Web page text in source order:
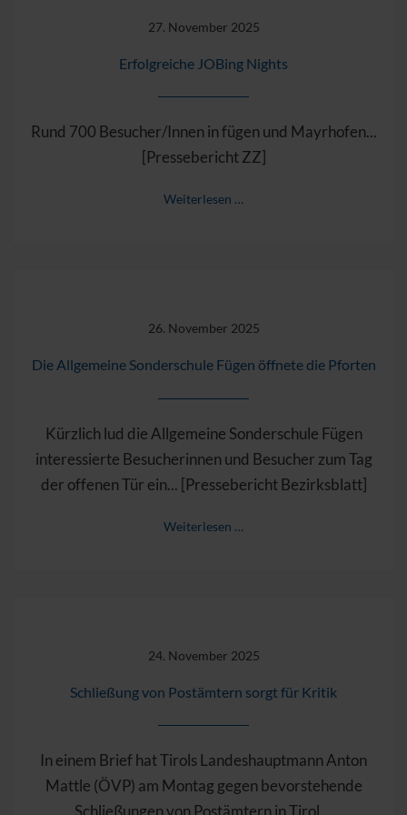
27. November 2025
Erfolgreiche JOBing Nights
Rund 700 Besucher/Innen in fügen und Mayrhofen...
[Pressebericht ZZ]
Weiterlesen …
26. November 2025
Die Allgemeine Sonderschule Fügen öffnete die Pforten
Kürzlich lud die Allgemeine Sonderschule Fügen
interessierte Besucherinnen und Besucher zum Tag
der offenen Tür ein... [Pressebericht Bezirksblatt]
Weiterlesen …
24. November 2025
Schließung von Postämtern sorgt für Kritik
In einem Brief hat Tirols Landeshauptmann Anton
Mattle (ÖVP) am Montag gegen bevorstehende
Schließungen von Postämtern in Tirol ...